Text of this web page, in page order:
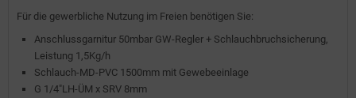
Für die gewerbliche Nutzung im Freien benötigen Sie:
Anschlussgarnitur 50mbar GW-Regler + Schlauchbruchsicherung,
Leistung 1,5Kg/h
Schlauch-MD-PVC 1500mm mit Gewebeeinlage
G 1/4"LH-ÜM x SRV 8mm